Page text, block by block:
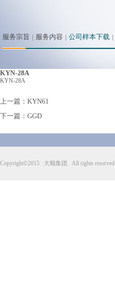
服务宗旨 服务内容 公司样本下载
KYN-28A
KYN-28A
上一篇： KYN61
下一篇： GGD
Copyright©2015 大顺集团. All rights reserved